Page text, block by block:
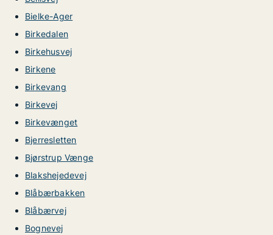
Bielke-Ager
Birkedalen
Birkehusvej
Birkene
Birkevang
Birkevej
Birkevænget
Bjerresletten
Bjørstrup Vænge
Blakshejedevej
Blåbærbakken
Blåbærvej
Bognevej